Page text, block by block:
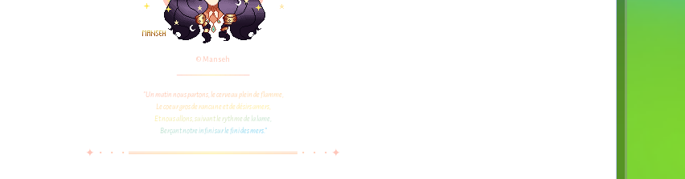
© Manseh
"Un matin nouspartons, le cerveau plein de flamme,
Le coeurgrosde rancune etde désirsamers,
Etnousallons suivan tle rythme de a ame
Berçan tnotre in fnisurle fnidesmers."
✦ ・ ・ ・ ═════════════════════ ・ ・ ・ ✦